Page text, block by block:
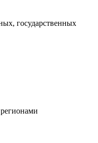
государственных